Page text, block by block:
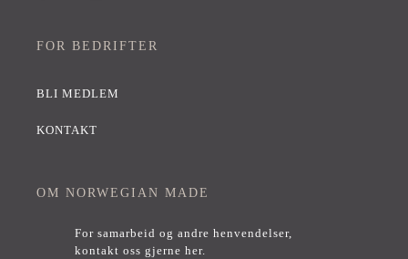
FOR BEDRIFTER
BLI MEDLEM
KONTAKT
OM NORWEGIAN MADE
For samarbeid og andre henvendelser,
kontakt oss gjerne her.